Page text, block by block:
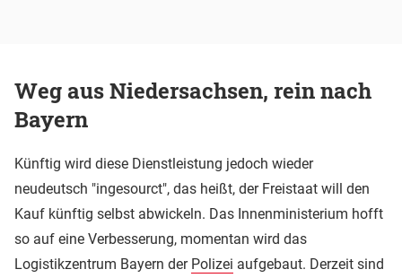
Weg aus Niedersachsen, rein nach
Bayern
Künftig wird diese Dienstleistung jedoch wieder
neudeutsch "ingesourct", das heißt, der Freistaat will den
Kauf künftig selbst abwickeln. Das Innenministerium hofft
so auf eine Verbesserung, momentan wird das
Logistikzentrum Bayern der Polizei aufgebaut. Derzeit sind